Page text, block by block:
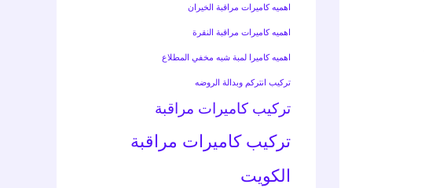
اهميه كاميرات مراقبة الخيران
اهميه كاميرات مراقبة النقرة
اهميه كاميرا لمبة شبه مخفي المطلاع
تركيب انتركم وبدالة الروضه
تركيب كاميرات مراقبة
تركيب كاميرات مراقبة
الكويت